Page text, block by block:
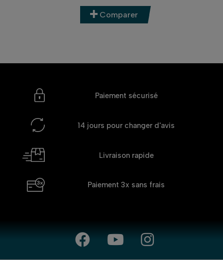
Comparer
Paiement sécurisé
14 jours pour changer d'avis
Livraison rapide
Paiement 3x sans frais